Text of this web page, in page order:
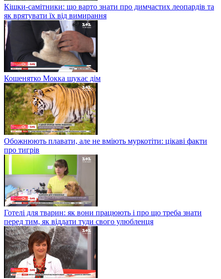
Кішки-самітники: що варто знати про димчастих леопардів та
як врятувати їх від вимирання
Кошенятко Мокка шукає дім
Обожнюють плавати, але не вміють муркотіти: цікаві факти
про тигрів
Готелі для тварин: як вони працюють і про що треба знати
перед тим, як віддати туди свого улюбленця